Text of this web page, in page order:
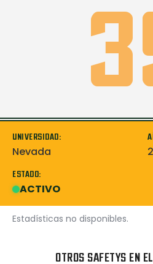
UNIVERSIDAD:
Nevada
ESTADO:
ACTIVO
Estadísticas no disponibles.
OTROS SAFETYS EN